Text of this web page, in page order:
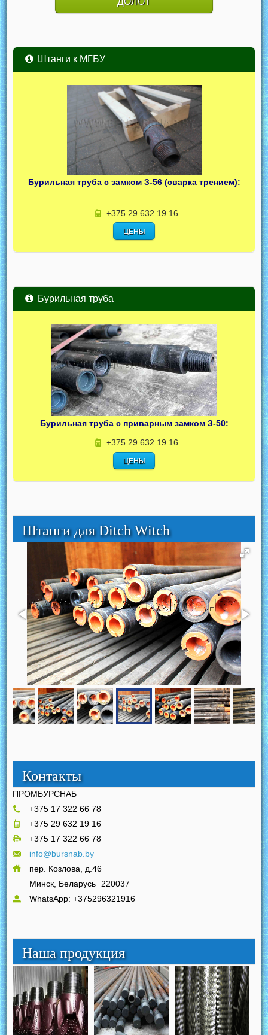
Штанги к МГБУ
Бурильная труба с замком З-56 (сварка трением):
+375 29 632 19 16
ЦЕНЫ
Бурильная труба
Бурильная труба с приварным замком З-50:
+375 29 632 19 16
ЦЕНЫ
Штанги для Ditch Witch
Контакты
ПРОМБУРСНАБ
+375 17 322 66 78
+375 29 632 19 16
+375 17 322 66 78
info@bursnab.by
пер. Козлова, д.46
Минск, Беларусь
220037
WhatsApp: +375296321916
Наша продукция